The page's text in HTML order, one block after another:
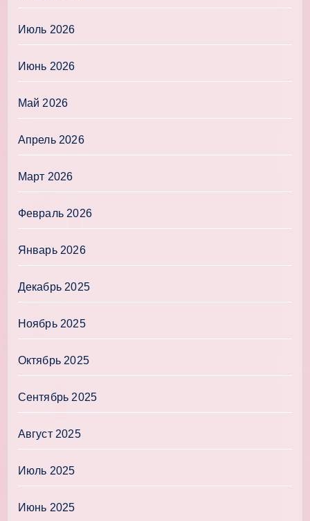
Июль 2026
Июнь 2026
Май 2026
Апрель 2026
Март 2026
Февраль 2026
Январь 2026
Декабрь 2025
Ноябрь 2025
Октябрь 2025
Сентябрь 2025
Август 2025
Июль 2025
Июнь 2025